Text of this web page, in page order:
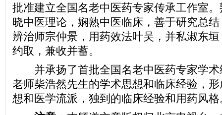
批准建立全国名老中医药专家传承工作室
晓中医理论，娴熟中医临床，善于研究总
辨治师宗仲景，用药效法叶吴，并私淑东
约取，兼收并蓄。
并承扬了首批全国名老中医药专家学术
老师柴浩然先生的学术思想和临床经验，
想和医学流派，独到的临床经验和用药风格